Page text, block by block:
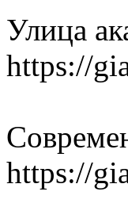
Улица
https://
https://